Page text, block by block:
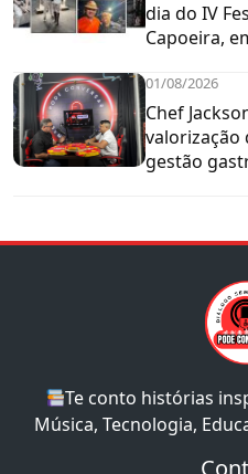
dia do IV
Capoeira,
01/08/2026
Chef
valorização
gestão
Te conto histórias
Música, Tecnologia,